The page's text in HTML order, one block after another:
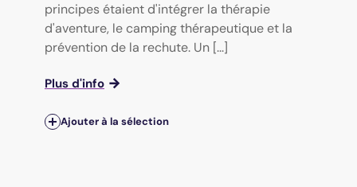
principes étaient d'intégrer la thérapie
d'aventure, le camping thérapeutique et la
prévention de la rechute. Un [...]
Plus d'info
Ajouter à la sélection